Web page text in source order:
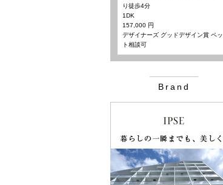
り徒歩4分
1DK
157,000 円
デザイナーズ グッドデザイン賞 ペッ
ト相談可
Brand